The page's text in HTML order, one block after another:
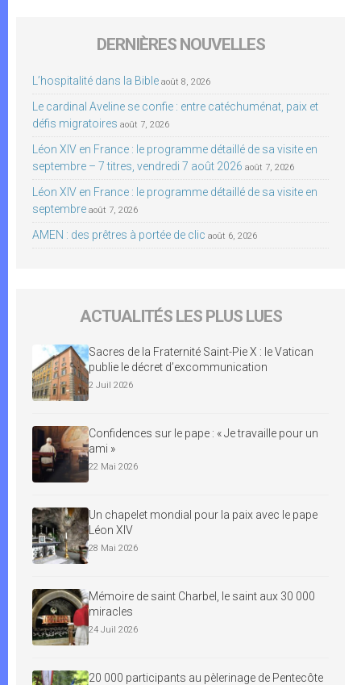
DERNIÈRES NOUVELLES
L’hospitalité dans la Bible août 8, 2026
Le cardinal Aveline se confie : entre catéchuménat, paix et
défis migratoires août 7, 2026
Léon XIV en France : le programme détaillé de sa visite en
septembre – 7 titres, vendredi 7 août 2026 août 7, 2026
Léon XIV en France : le programme détaillé de sa visite en
septembre août 7, 2026
AMEN : des prêtres à portée de clic août 6, 2026
ACTUALITÉS LES PLUS LUES
Sacres de la Fraternité Saint-Pie X : le Vatican
publie le décret d’excommunication
2 Juil 2026
Confidences sur le pape : « Je travaille pour un
ami »
22 Mai 2026
Un chapelet mondial pour la paix avec le pape
Léon XIV
28 Mai 2026
Mémoire de saint Charbel, le saint aux 30 000
miracles
24 Juil 2026
20 000 participants au pèlerinage de Pentecôte